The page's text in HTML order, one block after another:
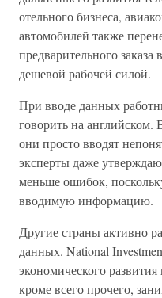
отельного бизнеса,
автомобилей также
предварительного
дешевой рабочей силой.
При вводе данных
говорить на
они просто вводят
эксперты даже
меньше ошибок,
вводимую информацию.
Другие страны активно
данных. National
экономического
кроме всего прочего,